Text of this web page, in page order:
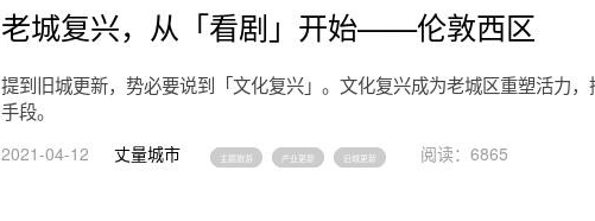
老城复兴，从「看剧」开始——伦敦西区
提到旧城更新，势必要说到「文化复兴」。文化复兴成为老城区重塑活力
手段。
2021-04-12 丈量城市 主题旅游 产业更新 旧城更新 阅读：6865